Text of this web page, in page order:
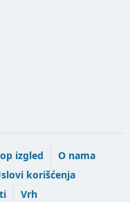
izgled
O nama
korišćenja
Vrh